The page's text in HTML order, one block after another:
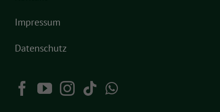
Impressum
Datenschutz